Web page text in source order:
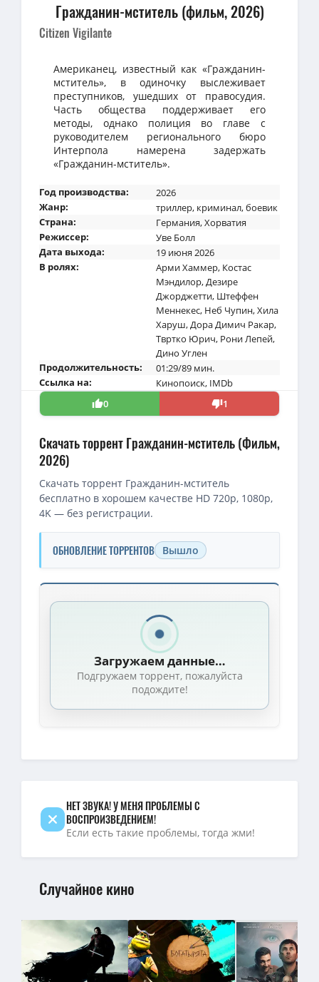
Гражданин-мститель (фильм, 2026)
Citizen Vigilante
Американец, известный как «Гражданин-
мститель», в одиночку выслеживает
преступников, ушедших от правосудия.
Часть общества поддерживает его
методы, однако полиция во главе с
руководителем регионального бюро
Интерпола намерена задержать
«Гражданин-мститель».
Год производства:
2026
Жанр:
триллер, криминал,боевик
Страна:
Германия,Хорватия
Режиссер:
Уве Болл
Дата выхода:
19 июня 2026
В ролях:
Арми Хаммер, Костас
Мэндилор,Дезире
Джорджетти, Штеффен
Меннекес, Неб Чупин,Хила
Харуш,Дора Димич Ракар,
Твртко Юрич, Рони Лепей,
Дино Углен
Продолжительность:
01:29/89 мин.
Ссылка на:
Кинопоиск, IMDb
0
1
Скачать торрент Гражданин-мститель (Фильм,
2026)
Скачать торрент Гражданин-мститель
бесплатно в хорошем качестве HD 720p, 1080p,
4K — без регистрации.
ОБНОВЛЕНИЕ ТОРРЕНТОВ Вышло
Скачать торрент — Гражданин-мститель / Citizen Vigilante
1080p — Гражданин-мститель / Citizen Vigilante (2026) WEB-DL
1080p — Гражданин-мститель / Citizen Vigilante (2026) WEBRip
720p — Гражданин-мститель / Citizen Vigilante (2026) WEB-
Гражданин-мститель / Citizen Vigilante (2026) WEB-DLRip
Гражданин-мститель / Citizen Vigilante (2026) WEB-DLRip
Загружаем данные…
Подгружаем торрент, пожалуйста
подождите!
НЕТ ЗВУКА! У МЕНЯ ПРОБЛЕМЫ С
ВОСПРОИЗВЕДЕНИЕМ!
Если есть такие проблемы, тогда жми!
Случайное кино